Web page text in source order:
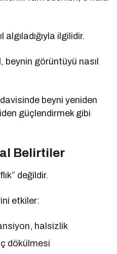
ilgilidir.
görüntüyü nasıl
beyni yeniden
güçlendirmek gibi
Belirtiler
değildir.
etkiler:
halsizlik
dökülmesi